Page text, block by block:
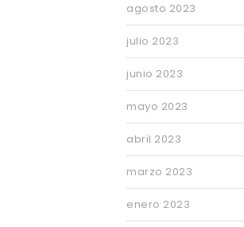
agosto 2023
julio 2023
junio 2023
mayo 2023
abril 2023
marzo 2023
enero 2023